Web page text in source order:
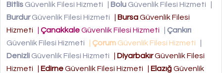
Bitlis Güvenlik Filesi Hizmeti Bolu Güvenlik Filesi Hizmeti
BurdurGüvenlik Filesi Hizmeti BursaGüvenlik Filesi
Hizmeti
ÇanakkaleGüvenlik Filesi Hizmeti
Çankırı
Güvenlik Filesi Hizmeti
Çorum Güvenlik Filesi Hizmeti
Denizli Güvenlik Filesi Hizmeti DiyarbakırGüvenlik Filesi
Hizmeti
EdirneGüvenlik Filesi Hizmeti ElazığGüvenlik